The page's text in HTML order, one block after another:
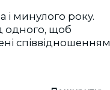
і минулого року.
одного, щоб
співвідношенням